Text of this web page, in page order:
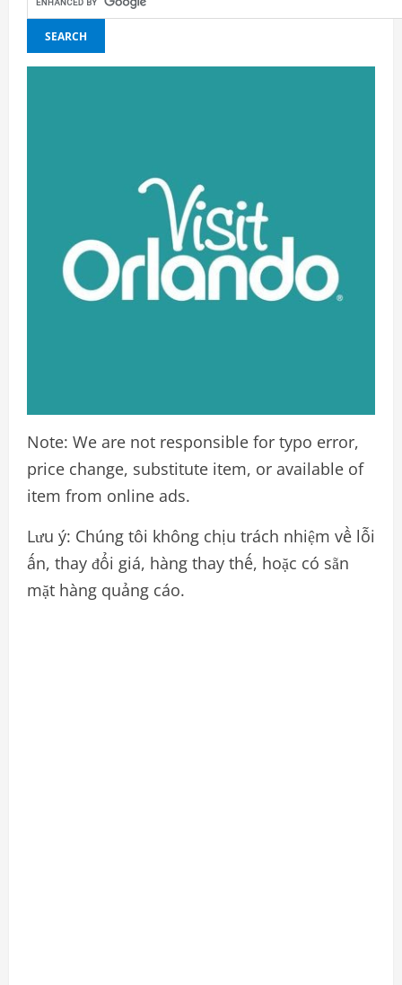
Note: We are not responsible for typo error,
price change, substitute item, or available of
item from online ads.
Lưu ý: Chúng tôi không chịu trách nhiệm về lỗi
ấn, thay đổi giá, hàng thay thế, hoặc có sẵn
mặt hàng quảng cáo.